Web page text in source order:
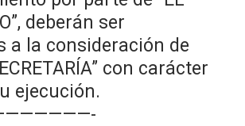
deberán ser
a la consideración de
con carácter
ejecución.